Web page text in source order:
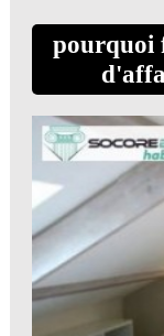
remarquable
d’état mais
national.
Toujours
l’innovation
des outils
chantiers de
demandes de
d’état
de
du secteur des
bâtiment.
pourquoi